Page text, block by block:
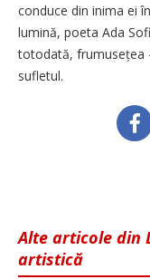
conduce din inima ei
lumină, poeta Ada
totodată, frumusețea
sufletul.
Alte articole din
artistică